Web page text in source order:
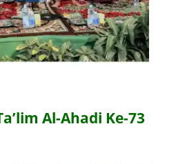
Al-Ahadi Ke-73